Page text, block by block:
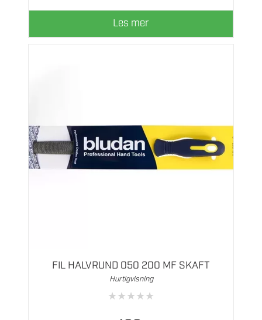
Les mer
FIL HALVRUND 050 200 MF SKAFT
Hurtigvisning
★★★★★